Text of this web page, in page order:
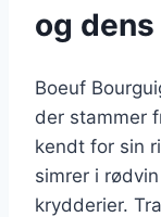
og
Boeuf
der stammer
kendt for sin
simrer i
krydderier.